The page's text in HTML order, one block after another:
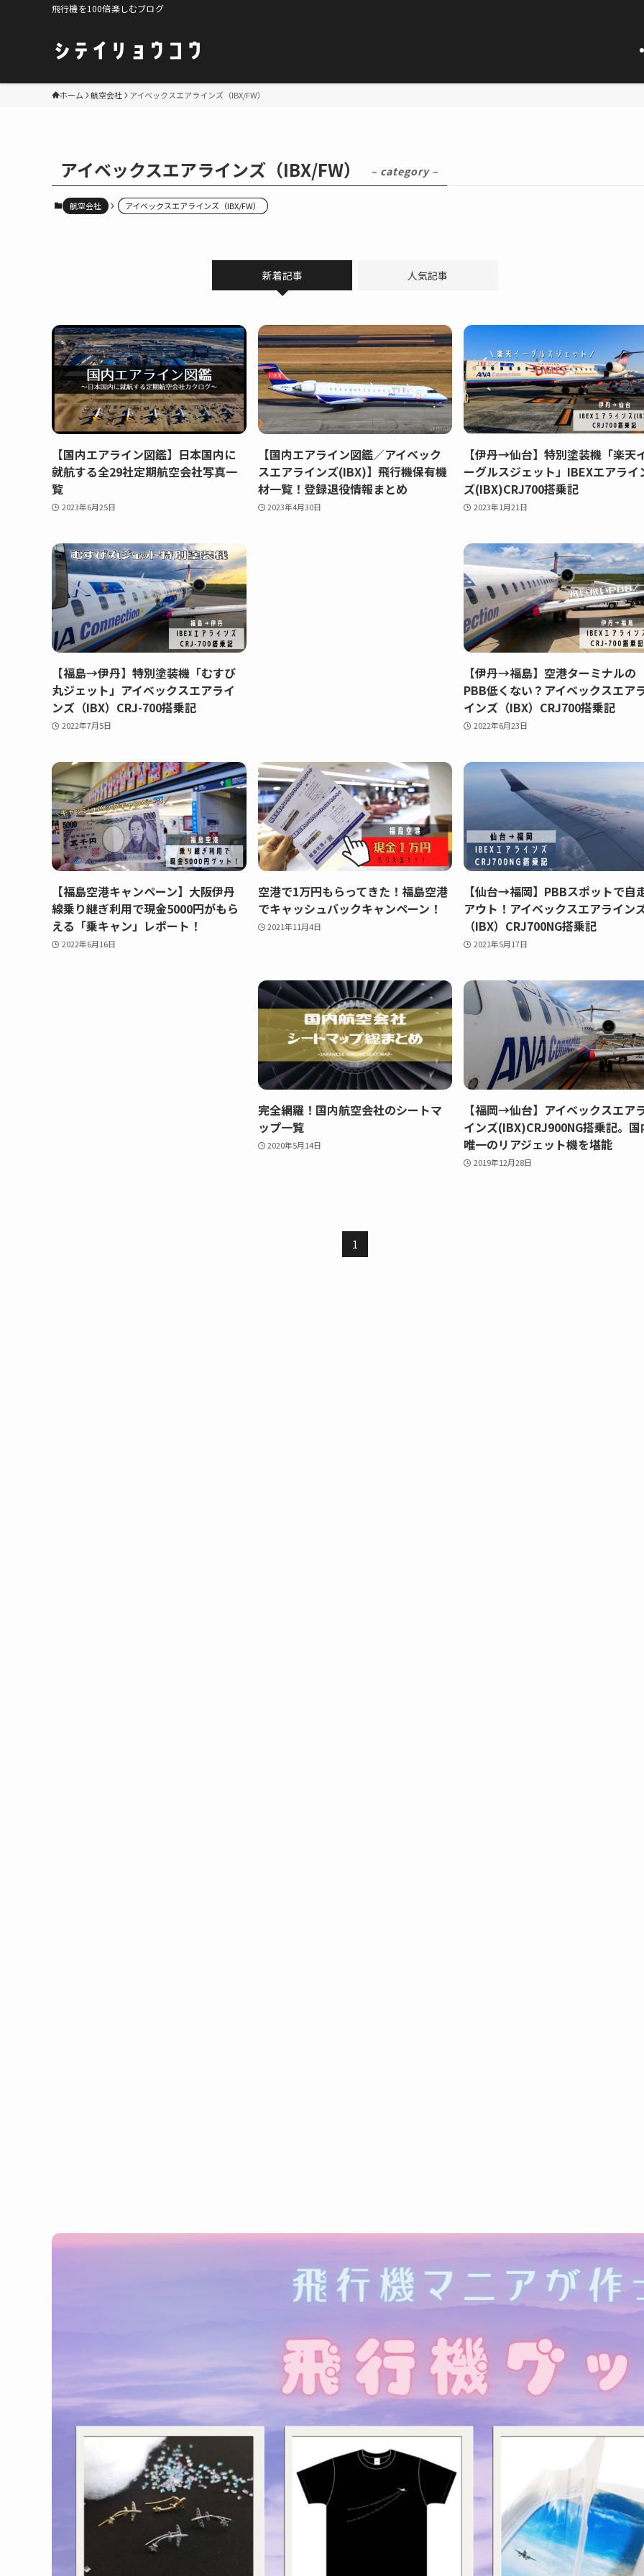
飛行機を100倍楽しむブログ
ホーム 航空会社 アイベックスエアラインズ（IBX/FW）
アイベックスエアラインズ（IBX/FW） – category –
航空会社 アイベックスエアラインズ（IBX/FW）
新着記事 人気記事
【国内エアライン図鑑】日本国内に
就航する全29社定期航空会社写真一
覧
2023年6月25日
【国内エアライン図鑑／アイベック
スエアラインズ(IBX)】飛行機保有機
材一覧！登録退役情報まとめ
2023年4月30日
【伊丹→仙台】特別塗装機「楽天
ーグルスジェット」IBEXエアライ
ズ(IBX)CRJ700搭乗記
2023年1月21日
【福島→伊丹】特別塗装機「むすび
丸ジェット」アイベックスエアライ
ンズ（IBX）CRJ-700搭乗記
2022年7月5日
【伊丹→福島】空港ターミナルの
PBB低くない？アイベックスエア
インズ（IBX）CRJ700搭乗記
2022年6月23日
【福島空港キャンペーン】大阪伊丹
線乗り継ぎ利用で現金5000円がもら
える「乗キャン」レポート！
2022年6月16日
空港で1万円もらってきた！福島空港
でキャッシュバックキャンペーン！
2021年11月4日
【仙台→福岡】PBBスポットで自
アウト！アイベックスエアライン
（IBX）CRJ700NG搭乗記
2021年5月17日
完全網羅！国内航空会社のシートマ
ップ一覧
2020年5月14日
【福岡→仙台】アイベックスエア
インズ(IBX)CRJ900NG搭乗記。国
唯一のリアジェット機を堪能
2019年12月28日
1